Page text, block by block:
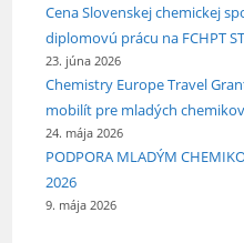
Cena Slovenskej chemickej
diplomovú prácu na FCHPT
23. júna 2026
Chemistry Europe Travel
mobilít pre mladých chemikov
24. mája 2026
PODPORA MLADÝM
2026
9. mája 2026